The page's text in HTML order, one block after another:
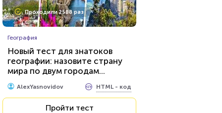
Проходили 2588 раз
География
Новый тест для знатоков
географии: назовите страну
мира по двум городам...
AlexYasnovidov HTML - код
Пройти тест